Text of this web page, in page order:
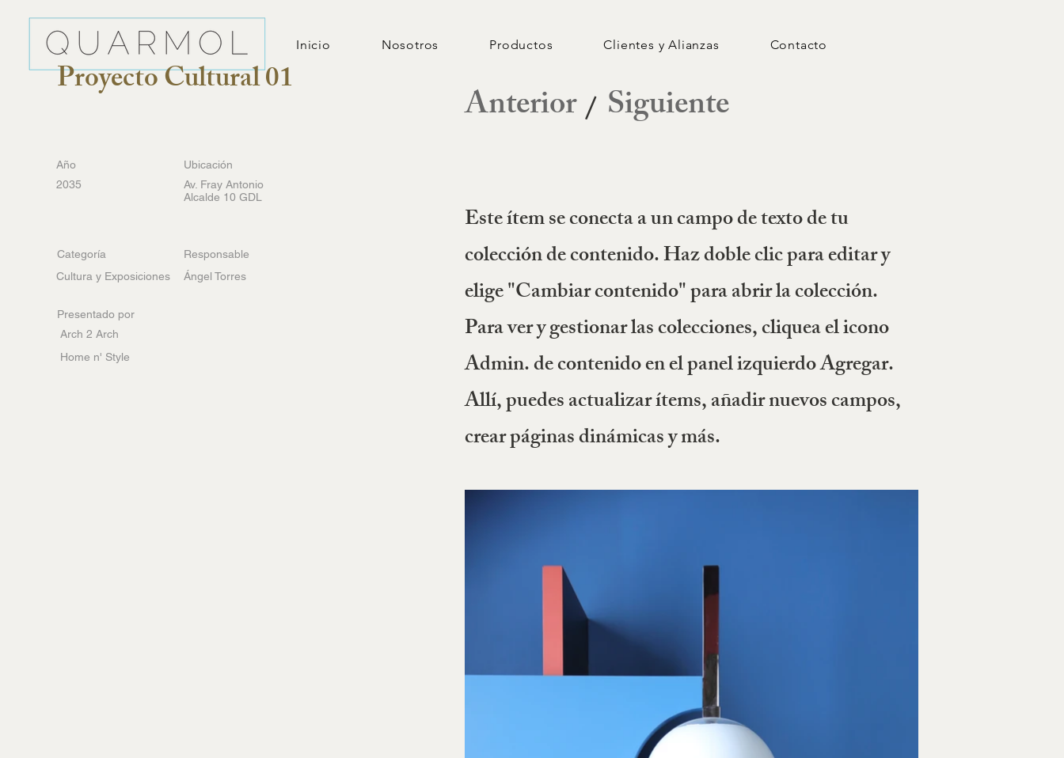
Inicio Nosotros Productos Clientes y Alianzas Contacto
Proyecto Cultural 01
Año
Ubicación
2035
Av. Fray Antonio
Alcalde 10 GDL
Categoría
Cultura y Exposiciones
Responsable
Ángel Torres
Presentado por
Arch 2 Arch
Home n' Style
Anterior/ Siguiente
Este ítem se conecta a un campo de texto de tu
colección de contenido. Haz doble clic para editar y
elige "Cambiar contenido" para abrir la colección.
Para ver y gestionar las colecciones, cliquea el icono
Admin. de contenido en el panel izquierdo Agregar.
Allí, puedes actualizar ítems, añadir nuevos campos,
crear páginas dinámicas y más.